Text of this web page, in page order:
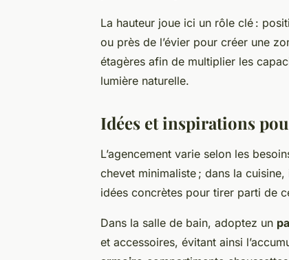
La hauteur joue ici un rôle clé :
ou près de l’évier pour créer une
étagères afin de multiplier les
lumière naturelle.
Idées et inspirations
L’agencement varie selon les
chevet minimaliste ; dans la
idées concrètes pour tirer parti de
Dans la salle de bain, adoptez un
et accessoires, évitant ainsi